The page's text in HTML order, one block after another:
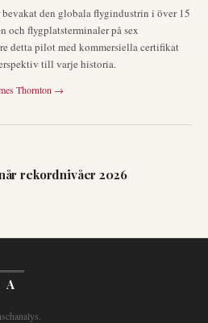
bevakat den globala flygindustrin i över 15
och flygplatsterminaler på sex
detta pilot med kommersiella certifikat
till varje historia.
Thornton →
rekordnivåer 2026